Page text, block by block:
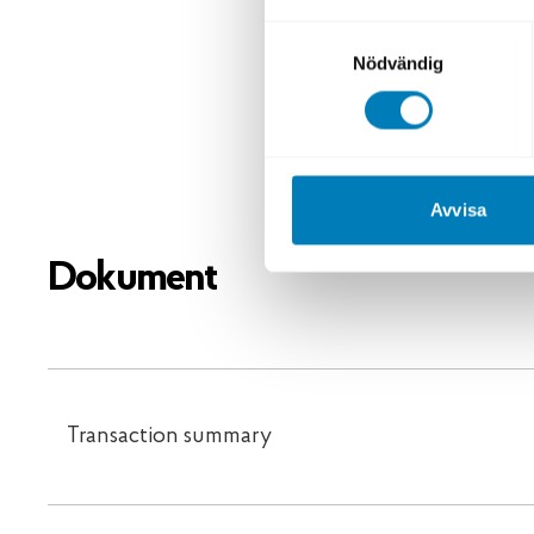
Nödvändig
Avvisa
miljarder
Deutsche
Dokument
Transaction summary